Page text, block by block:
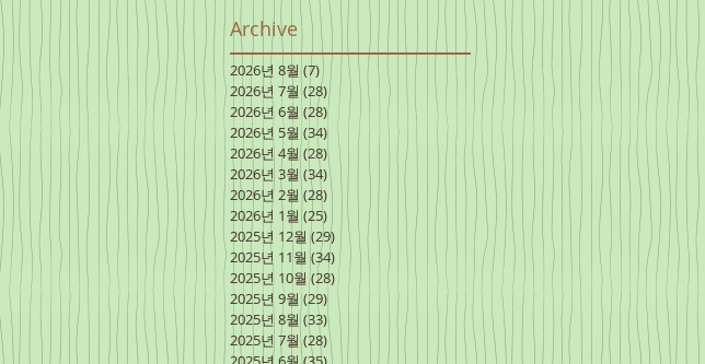
Archive
2026년 8월 (7) 게시물 7개
2026년 7월 (28)게시물 28개
2026년 6월 (28)게시물 28개
2026년 5월 (34) 게시물 34개
2026년 4월 (28)게시물 28개
2026년 3월 (34)게시물 34개
2026년 2월 (28)게시물 28개
2026년 1월 (25) 게시물 25개
2025년 12월 (29) 게시물 29개
2025년 11월 (34) 게시물 34개
2025년 10월 (28) 게시물 28개
2025년 9월 (29) 게시물 29개
2025년 8월 (33)게시물 33개
2025년 7월 (28)게시물 28개